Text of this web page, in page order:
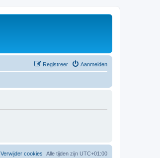
Aanmelden
Registreer
Alle tijden zijn UTC+01:00
Verwijder cookies